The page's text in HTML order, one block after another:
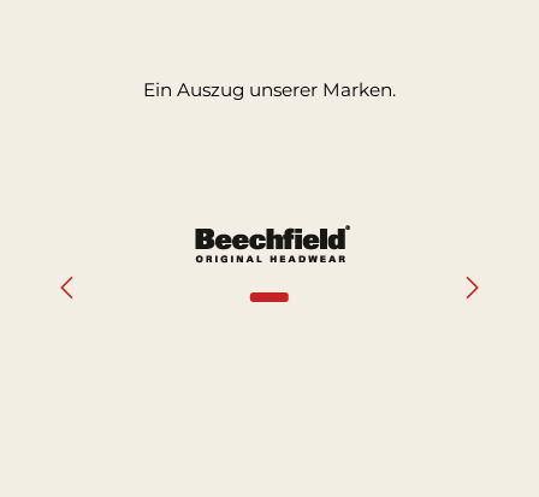
Ein Auszug unserer Marken.
Bildergalerie überspringen